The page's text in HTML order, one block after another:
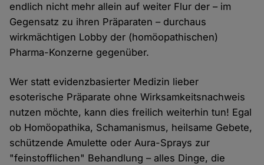
endlich nicht mehr allein auf weiter Flur der – im
Gegensatz zu ihren Präparaten – durchaus
wirkmächtigen Lobby der (homöopathischen)
Pharma-Konzerne gegenüber.
Wer statt evidenzbasierter Medizin lieber
esoterische Präparate ohne Wirksamkeitsnachweis
nutzen möchte, kann dies freilich weiterhin tun! Egal
ob Homöopathika, Schamanismus, heilsame Gebete,
schützende Amulette oder Aura-Sprays zur
"feinstofflichen" Behandlung – alles Dinge, die